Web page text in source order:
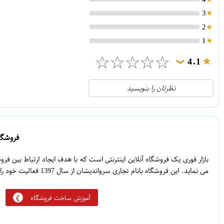
3
2
1
4.1
❯
☆
☆
☆
☆
☆
21
3
1
1
5
نظرتان را بنویسید
بازار فوری یک فروشگاه آنلاین اینترنتی است که با هدف ایجاد ارتباط
می نماید. این فروشگاه بانام تجاری سرواندیشان از سال 1397 فعالیت خود را آغاز نموده است.
آموزش ساخت فروشگاه